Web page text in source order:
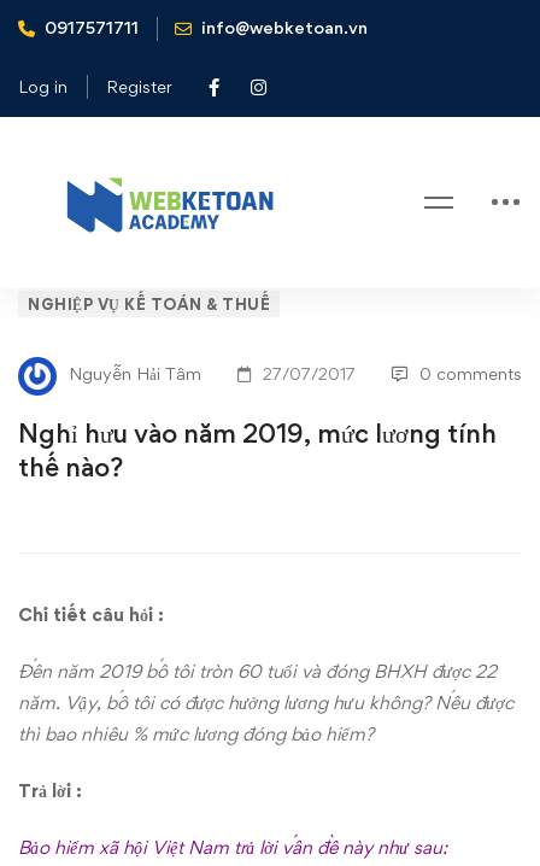
0917571711 info@webketoan.vn
Log in Register
Home
Nghiệp vụ Kế toán & Thuế
Nghỉ
hưu
vào
năm
lương
tính
thế
nào?
NGHIỆP VỤ KẾ TOÁN & THUẾ
Nguyễn Hải Tâm 27/07/2017 0 comments
Nghỉ hưu vào năm 2019, mức lương tính
thế nào?
Chi tiết câu hỏi :
Đến năm 2019 bố tôi tròn 60 tuổi và đóng BHXH được 22
năm. Vậy, bố tôi có được hưởng lương hưu không? Nếu được
thì bao nhiêu % mức lương đóng bảo hiểm?
Trả lời :
Bảo hiểm xã hội Việt Nam trả lời vấn đề này như sau: